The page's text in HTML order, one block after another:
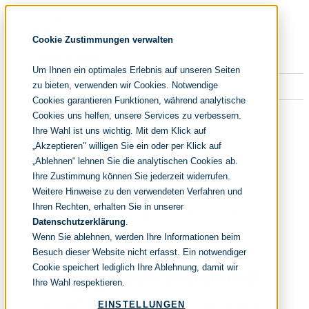
Cookie Zustimmungen verwalten
Um Ihnen ein optimales Erlebnis auf unseren Seiten
zu bieten, verwenden wir Cookies. Notwendige
Cookies garantieren Funktionen, während analytische
Cookies uns helfen, unsere Services zu verbessern.
Ihre Wahl ist uns wichtig. Mit dem Klick auf
„Akzeptieren" willigen Sie ein oder per Klick auf
„Ablehnen“ lehnen Sie die analytischen Cookies ab.
Ihre Zustimmung können Sie jederzeit widerrufen.
Weitere Hinweise zu den verwendeten Verfahren und
Ihren Rechten, erhalten Sie in unserer
Datenschutzerklärung.
Wenn Sie ablehnen, werden Ihre Informationen beim
Besuch dieser Website nicht erfasst. Ein notwendiger
Cookie speichert lediglich Ihre Ablehnung, damit wir
Ihre Wahl respektieren.
EINSTELLUNGEN
IT & Management Consulting
Data & Analytics
Navigation
überspringen
Fokusthemen
IT Transformation
Künstliche Intelligenz
IT Outsourcing
Merger und Acquisition
Effizienz und Wirtschaftlichkeit
IT-Modernisierung und Cloud
Leistungen
IT Strategy
KI-Strategie
Cloud Strategie
IT Financial Management
IT-Benchmarking
Target Operating Model
IT Sourcing
IT Sourcing Strategie
noventum consulting - DE
Was ist Microsoft Teams
und Microsoft SharePoint?